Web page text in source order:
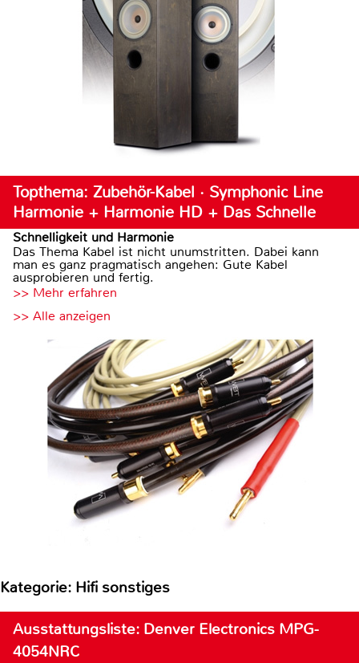
Topthema: Zubehör-Kabel · Symphonic Line
Harmonie + Harmonie HD + Das Schnelle
Schnelligkeit und Harmonie
Das Thema Kabel ist nicht unumstritten. Dabei kann
man es ganz pragmatisch angehen: Gute Kabel
ausprobieren und fertig.
>> Mehr erfahren
>> Alle anzeigen
Kategorie: Hifi sonstiges
Ausstattungsliste: Denver Electronics MPG-
4054NRC